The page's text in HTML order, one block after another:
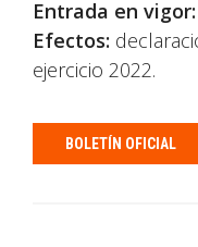
Entrada en vigor:
Efectos:
ejercicio 2022.
BOLETÍN OFICIAL